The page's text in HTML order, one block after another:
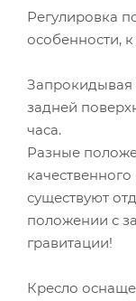
Регулировка
особенности,
Запрокидывая
задней
часа.
Разные
существуют
положении с
гравитации!
Кресло